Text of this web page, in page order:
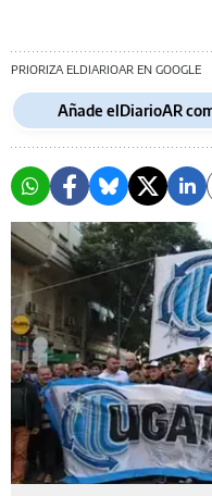
PRIORIZA ELDIARIOAR EN GOOGLE
Añade elDiarioAR